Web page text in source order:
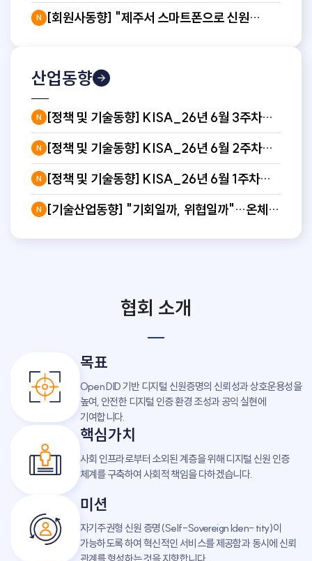
달아오른다…네이버·카카오 주도권 경쟁
본격화
N
[회원사동향] "제주서 스마트폰으로 신원
산업동향
N
[정책 및 기술동향] KISA_26년 6월 3주차
글로벌 블록체인 동향분석
N
[정책 및 기술동향] KISA_26년 6월 2주차
글로벌 블록체인 동향분석
N
[정책 및 기술동향] KISA_26년 6월 1주차
글로벌 블록체인 동향분석
N
[기술산업동향] "기회일까, 위협일까"…온체인
협회 소개
목표
Open DID 기반 디지털 신원증명의 신뢰성과 상호운용성을
높여, 안전한 디지털 인증 환경 조성과 공익 실현에
기여합니다.
핵심가치
사회 인프라로부터 소외된 계층을 위해 디지털 신원 인증
체계를 구축하여 사회적 책임을 다하겠습니다.
미션
자기주권형 신원 증명(Self-Sovereign Iden- tity)이
가능하도록 하여 혁신적인 서비스를 제공함과 동시에 신뢰